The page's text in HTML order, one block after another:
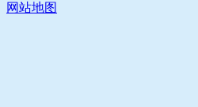
网站地图